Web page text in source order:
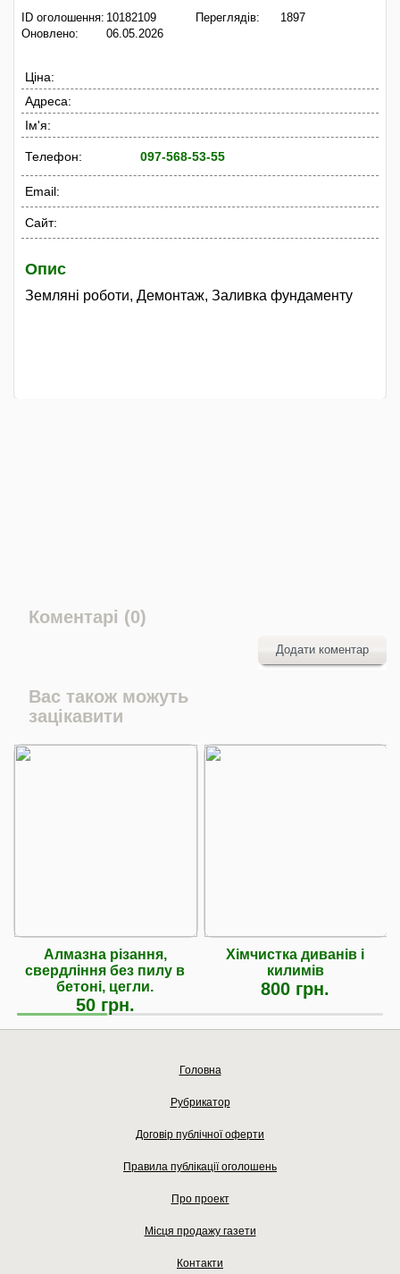
ID оголошення: 10182109
Оновлено:
06.05.2026
Переглядів: 1897
Ціна:
Адреса:
Ім'я:
Телефон: 097-568-53-55
Email:
Сайт:
Опис
Земляні роботи, Демонтаж, Заливка фундаменту
Коментарі (0)
Додати коментар
Вас також можуть
зацікавити
Алмазна різання,
свердління без пилу в
бетоні, цегли.
50 грн.
Хімчистка диванів і
килимів
800 грн.
Головна
Рубрикатор
Договір публічної оферти
Правила публікації оголошень
Про проект
Місця продажу газети
Контакти